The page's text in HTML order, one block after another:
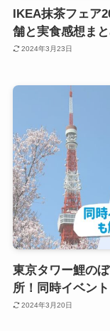
IKEA抹茶フェア
舗と実食感想まと
2024年3月23日
東京タワー鯉の
所！同時イベント
2024年3月20日